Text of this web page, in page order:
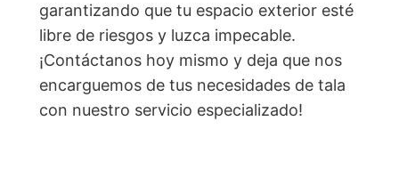
garantizando que tu espacio exterior esté
libre de riesgos y luzca impecable.
¡Contáctanos hoy mismo y deja que nos
encarguemos de tus necesidades de tala
con nuestro servicio especializado!